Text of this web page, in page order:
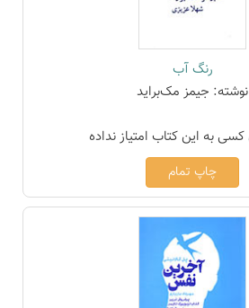
رنگ آب
نوشته: جیمز مک‌براید
چاپ تمام